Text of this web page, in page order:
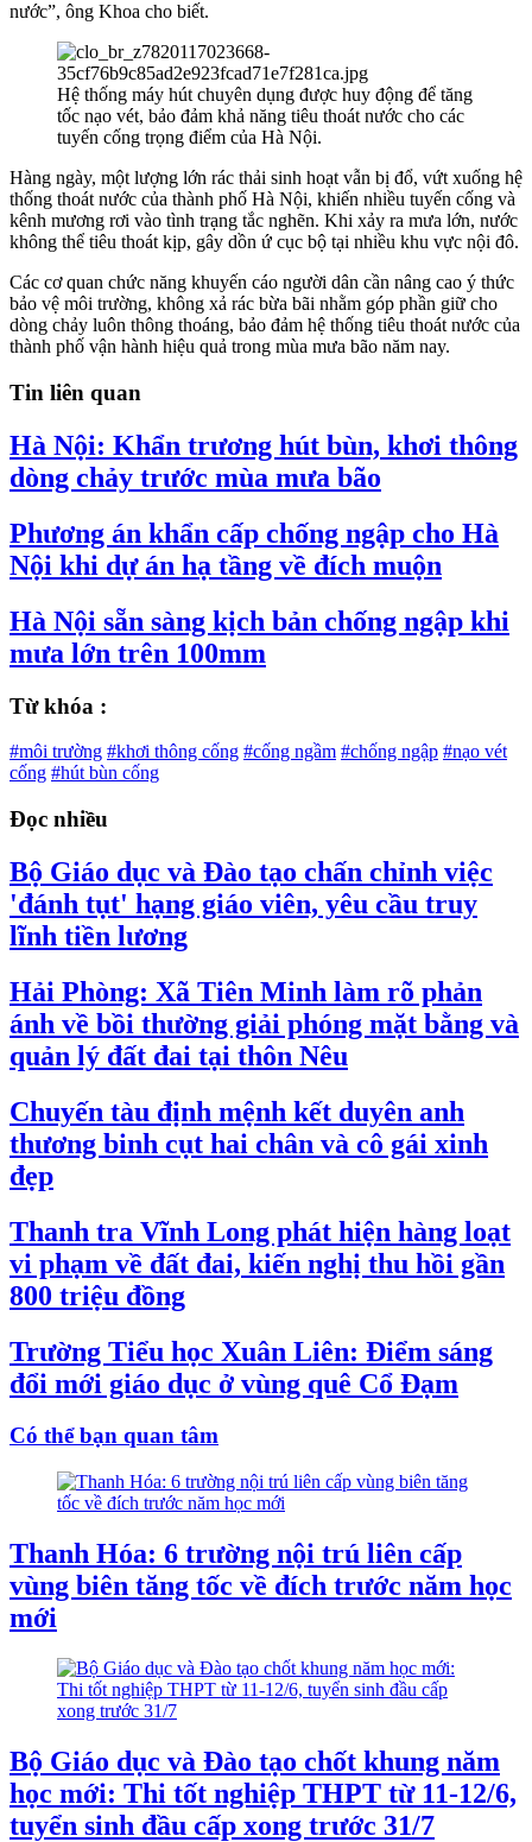
nước”, ông Khoa cho biết.
Hệ thống máy hút chuyên dụng được huy động để tăng
tốc nạo vét, bảo đảm khả năng tiêu thoát nước cho các
tuyến cống trọng điểm của Hà Nội.
Hàng ngày, một lượng lớn rác thải sinh hoạt vẫn bị đổ, vứt xuống hệ
thống thoát nước của thành phố Hà Nội, khiến nhiều tuyến cống và
kênh mương rơi vào tình trạng tắc nghẽn. Khi xảy ra mưa lớn, nước
không thể tiêu thoát kịp, gây dồn ứ cục bộ tại nhiều khu vực nội đô.
Các cơ quan chức năng khuyến cáo người dân cần nâng cao ý thức
bảo vệ môi trường, không xả rác bừa bãi nhằm góp phần giữ cho
dòng chảy luôn thông thoáng, bảo đảm hệ thống tiêu thoát nước của
thành phố vận hành hiệu quả trong mùa mưa bão năm nay.
Tin liên quan
Hà Nội: Khẩn trương hút bùn, khơi thông
dòng chảy trước mùa mưa bão
Phương án khẩn cấp chống ngập cho Hà
Nội khi dự án hạ tầng về đích muộn
Hà Nội sẵn sàng kịch bản chống ngập khi
mưa lớn trên 100mm
Từ khóa :
#môi trường #khơi thông cống #cống ngầm #chống ngập #nạo vét
cống #hút bùn cống
Đọc nhiều
Bộ Giáo dục và Đào tạo chấn chỉnh việc
'đánh tụt' hạng giáo viên, yêu cầu truy
lĩnh tiền lương
Hải Phòng: Xã Tiên Minh làm rõ phản
ánh về bồi thường giải phóng mặt bằng và
quản lý đất đai tại thôn Nêu
Chuyến tàu định mệnh kết duyên anh
thương binh cụt hai chân và cô gái xinh
đẹp
Thanh tra Vĩnh Long phát hiện hàng loạt
vi phạm về đất đai, kiến nghị thu hồi gần
800 triệu đồng
Trường Tiểu học Xuân Liên: Điểm sáng
đổi mới giáo dục ở vùng quê Cổ Đạm
Có thể bạn quan tâm
Thanh Hóa: 6 trường nội trú liên cấp
vùng biên tăng tốc về đích trước năm học
mới
Bộ Giáo dục và Đào tạo chốt khung năm
học mới: Thi tốt nghiệp THPT từ 11-12/6,
tuyển sinh đầu cấp xong trước 31/7